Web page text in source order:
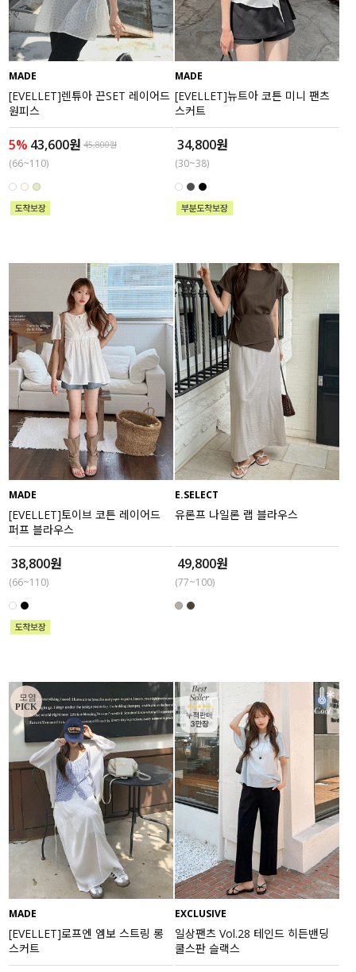
MADE
[EVELLET]렌튜아 끈SET 레이어드
원피스
5% 43,600원 45,800원
(66~110)
MADE
[EVELLET]뉴트아 코튼 미니 팬츠
스커트
34,800원
(30~38)
MADE
[EVELLET]토이브 코튼 레이어드
퍼프 블라우스
38,800원
(66~110)
E.SELECT
유론프 나일론 랩 블라우스
49,800원
(77~100)
MADE
[EVELLET]로프엔 엠보 스트링 롱
스커트
EXCLUSIVE
일상팬츠 Vol.28 테인드 히든밴딩
쿨스판 슬랙스